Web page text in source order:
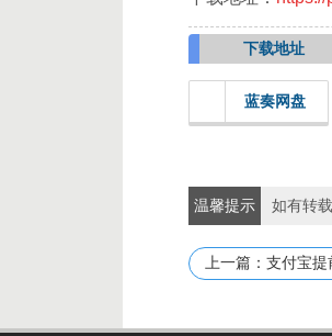
下载地址
蓝奏网盘
温馨提示 如有转
上一篇：支付宝